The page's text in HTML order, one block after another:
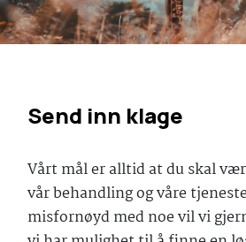
Send inn klage
Vårt mål er alltid at du skal
vår behandling og våre
misfornøyd med noe vil vi